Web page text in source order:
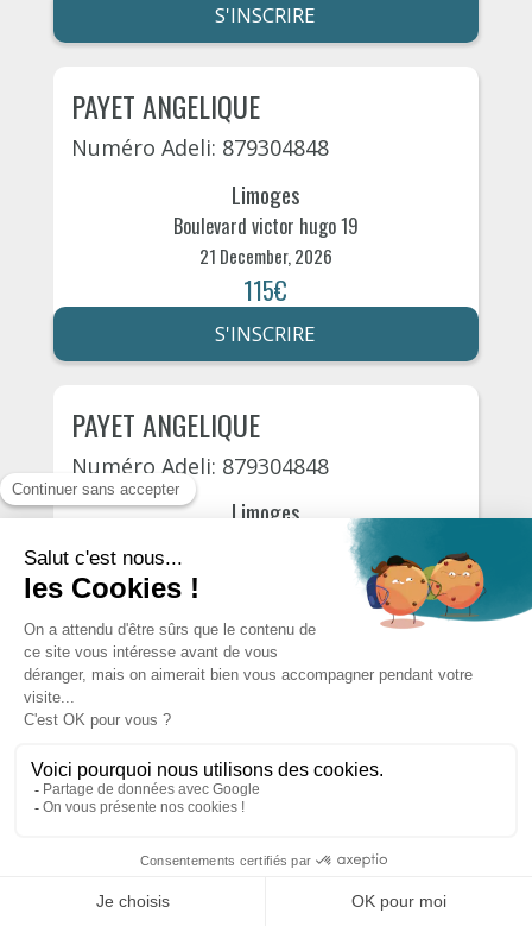
S'INSCRIRE
PAYET ANGELIQUE
Numéro Adeli: 879304848
Limoges
Boulevard victor hugo 19
21 December, 2026
115€
S'INSCRIRE
PAYET ANGELIQUE
Numéro Adeli: 879304848
Limoges
Boulevard victor hugo 19
S'INSCRIRE
PAYET ANGELIQUE
Numéro Adeli: 879304848
Boulevard victor hugo 19